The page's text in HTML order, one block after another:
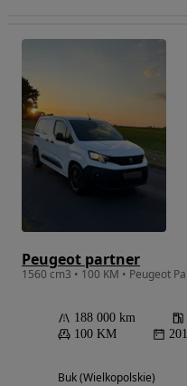
Peugeot partner
188 000 km
100 KM
Buk (Wielkopolskie)